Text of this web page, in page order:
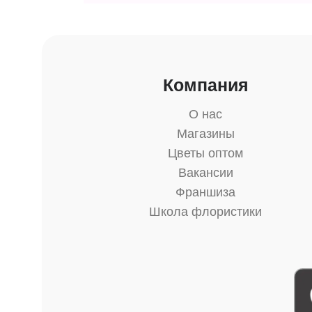
Компания
О нас
Магазины
Цветы оптом
Вакансии
Франшиза
Школа флористики